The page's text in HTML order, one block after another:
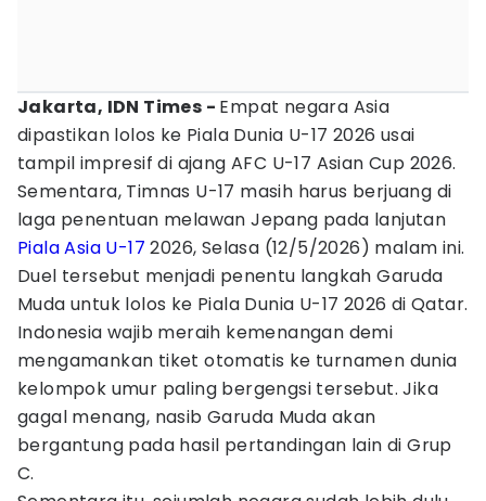
Jakarta, IDN Times - Empat negara Asia
dipastikan lolos ke Piala Dunia U-17 2026 usai
tampil impresif di ajang AFC U-17 Asian Cup 2026.
Sementara, Timnas U-17 masih harus berjuang di
laga penentuan melawan Jepang pada lanjutan
Piala Asia U-17 2026, Selasa (12/5/2026) malam ini.
Duel tersebut menjadi penentu langkah Garuda
Muda untuk lolos ke Piala Dunia U-17 2026 di Qatar.
Indonesia wajib meraih kemenangan demi
mengamankan tiket otomatis ke turnamen dunia
kelompok umur paling bergengsi tersebut. Jika
gagal menang, nasib Garuda Muda akan
bergantung pada hasil pertandingan lain di Grup
C.